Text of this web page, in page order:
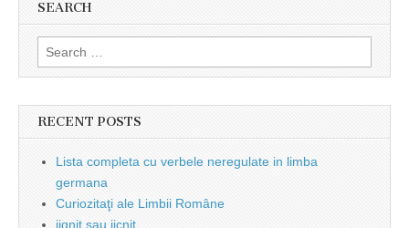
SEARCH
Search
for:
RECENT POSTS
Lista completa cu verbele neregulate in limba
germana
Curiozitaţi ale Limbii Române
jignit sau jicnit